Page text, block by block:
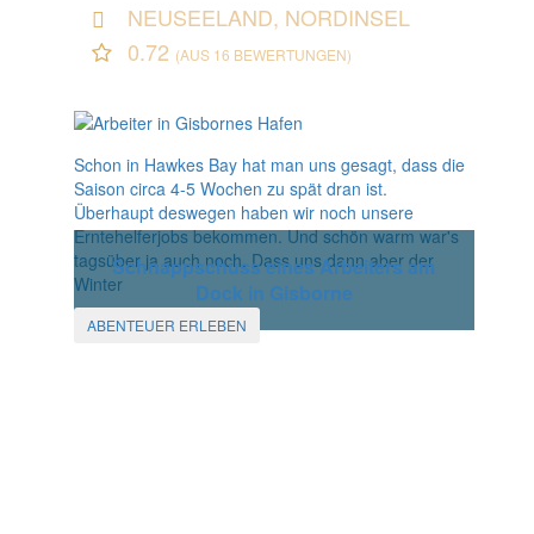
NEUSEELAND, NORDINSEL
0.72 (AUS 16 BEWERTUNGEN)
Schnappschuss eines Arbeiters am
Dock in Gisborne
Schon in Hawkes Bay hat man uns gesagt, dass die
Saison circa 4-5 Wochen zu spät dran ist.
Überhaupt deswegen haben wir noch unsere
Erntehelferjobs bekommen. Und schön warm war's
tagsüber ja auch noch. Dass uns dann aber der
Winter
ABENTEUER ERLEBEN